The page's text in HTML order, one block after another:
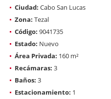
Ciudad: Cabo San Lucas
Zona: Tezal
Código: 9041735
Estado: Nuevo
Área Privada: 160 m²
Recámaras: 3
Baños: 3
Estacionamiento: 1